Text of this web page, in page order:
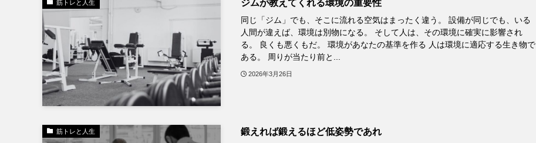
筋トレと人生 ジムが教えてくれる環境の重要性
同じ「ジム」でも、そこに流れる空気はまったく違う。 設備が同じでも、いる
人間が違えば、環境は別物になる。 そして人は、その環境に確実に影響され
る。 良くも悪くもだ。 環境があなたの基準を作る 人は環境に適応する生き物で
ある。 周りが当たり前と...
2026年3月26日
筋トレと人生 鍛えれば鍛えるほど低姿勢であれ